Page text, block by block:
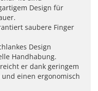
Design für
saubere Finger
Design
Handhabung.
er dank geringem
einen ergonomisch